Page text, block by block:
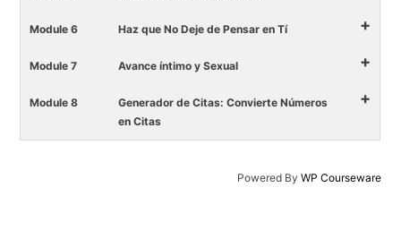
Module 6 Haz que No Deje de Pensar en Tí +
Module 7 Avance íntimo y Sexual +
Module 8
Generador de Citas: Convierte Números
en Citas
+
Powered By WP Courseware